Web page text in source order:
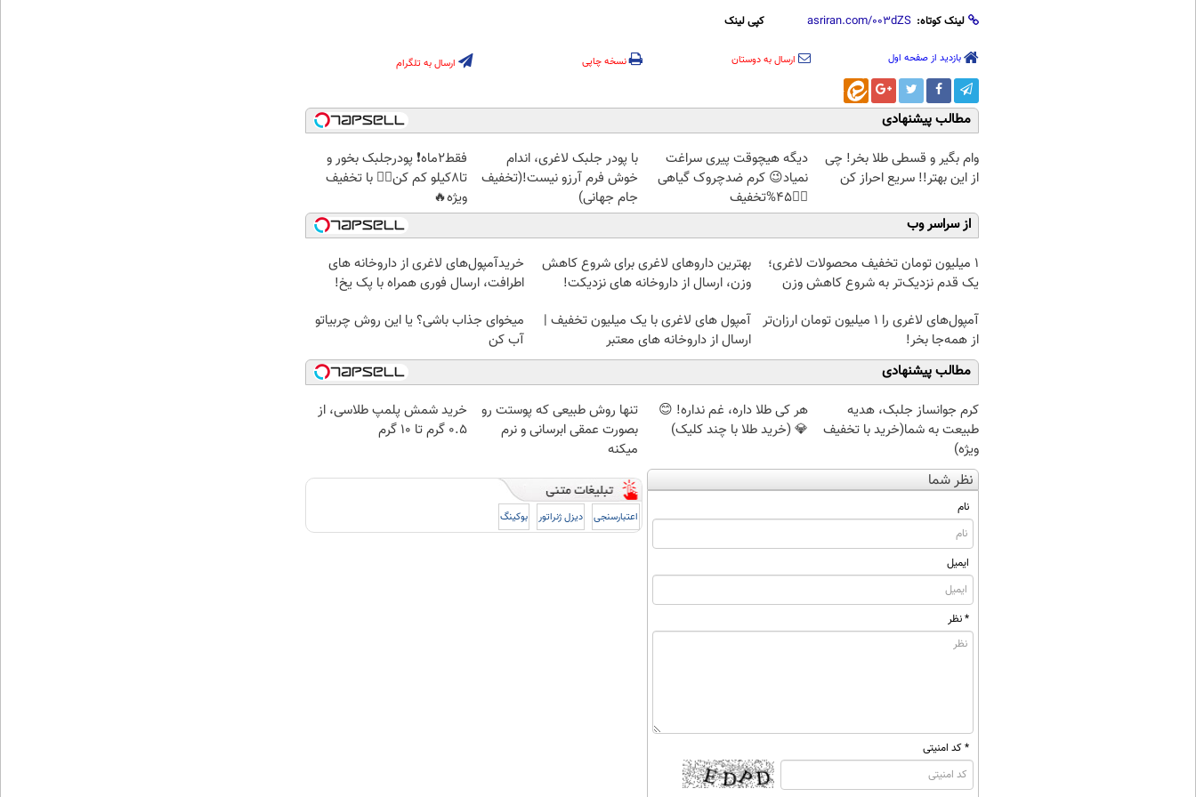
لینک کوتاه: کپی لینک
بازدید از صفحه اول ارسال به دوستان نسخه چاپی ارسال به تلگرام
مطالب پیشنهادی
وام بگیر و قسطی طلا بخر! چی
از این بهتر!! سریع احراز کن
دیگه هیچوقت پیری سراغت
نمیاد😉 کرم ضدچروک گیاهی
👈🏻45%تخفیف
با پودر جلبک لاغری، اندام
خوش فرم آرزو نیست!(تخفیف
جام جهانی)
فقط2ماه❗ پودرجلبک بخور و
تا8کیلو کم کن👌🏻 با تخفیف
ویژه🔥
از سراسر وب
۱ میلیون تومان تخفیف محصولات لاغری؛
یک قدم نزدیک‌تر به شروع کاهش وزن
بهترین داروهای لاغری برای شروع کاهش
وزن، ارسال از داروخانه های نزدیکت!
خریدآمپول‌های لاغری از داروخانه های
اطرافت، ارسال فوری همراه با پک یخ!
آمپول‌های لاغری را ۱ میلیون تومان ارزان‌تر
از همه‌جا بخر!
آمپول های لاغری با یک میلیون تخفیف |
ارسال از داروخانه های معتبر
میخوای جذاب باشی؟ یا این روش چربیاتو
آب کن
مطالب پیشنهادی
کرم جوانساز جلبک، هدیه
طبیعت به شما(خرید با تخفیف
ویژه)
هر کی طلا داره، غم نداره! 😊
💎 (خرید طلا با چند کلیک)
تنها روش طبیعی که پوستت رو
بصورت عمقی ابرسانی و نرم
میکنه
خرید شمش پلمپ طلاسی، از
۰.۵ گرم تا ۱۰ گرم
نظر شما
نام
ایمیل
* نظر
* کد امنیتی
اعتبارسنجی دیزل ژنراتور بوکینگ